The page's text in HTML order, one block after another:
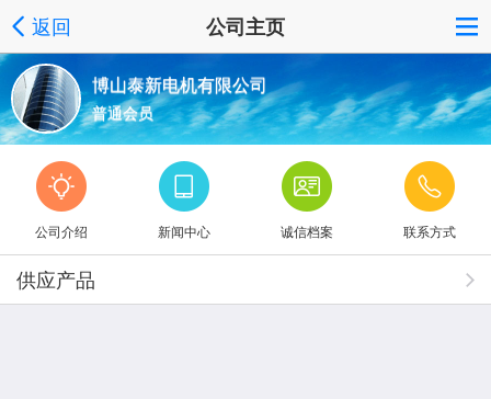
返回 公司主页
博山泰新电机有限公司
普通会员
公司介绍 新闻中心 诚信档案 联系方式
供应产品